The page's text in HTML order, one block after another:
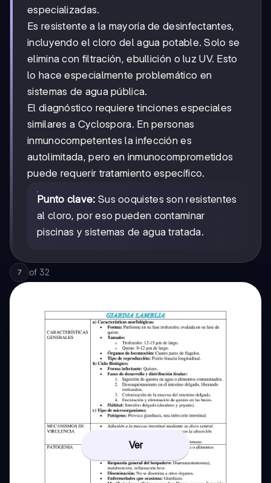
especializadas.
Es resistente a la mayoría de desinfectantes,
incluyendo el cloro del agua potable. Solo se
elimina con filtración, ebullición o luz UV. Esto
lo hace especialmente problemático en
sistemas de agua pública.
El diagnóstico requiere tinciones especiales
similares a Cyclospora. En personas
inmunocompetentes la infección es
autolimitada, pero en inmunocomprometidos
puede requerir tratamiento específico.
Punto clave: Sus ooquistes son resistentes
al cloro, por eso pueden contaminar
piscinas y sistemas de agua tratada.
7 of 32
Ver